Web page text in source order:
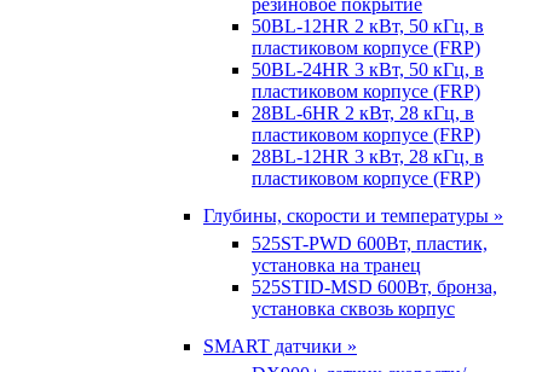
резиновое покрытие
50BL-12HR 2 кВт, 50 кГц, в
пластиковом корпусе (FRP)
50BL-24HR 3 кВт, 50 кГц, в
пластиковом корпусе (FRP)
28BL-6HR 2 кВт, 28 кГц, в
пластиковом корпусе (FRP)
28BL-12HR 3 кВт, 28 кГц, в
пластиковом корпусе (FRP)
Глубины, скорости и температуры »
525ST-PWD 600Вт, пластик,
установка на транец
525STID-MSD 600Вт, бронза,
установка сквозь корпус
SMART датчики »